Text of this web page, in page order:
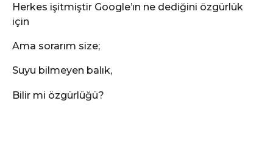
Herkes işitmiştir Google’ın ne dediğini özgürlük
için
Ama sorarım size;
Suyu bilmeyen balık,
Bilir mi özgürlüğü?